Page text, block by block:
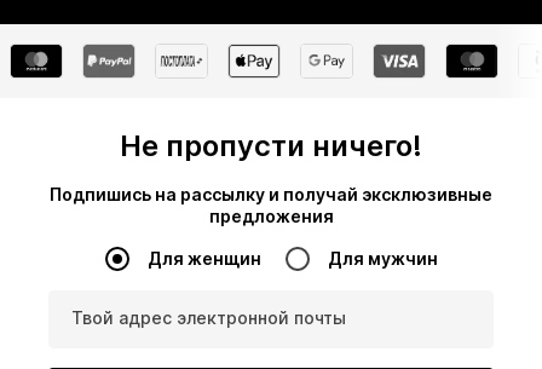
Не пропусти ничего!
Подпишись на рассылку и получай эксклюзивные
предложения
Для женщин Для мужчин
Твой адрес электронной почты